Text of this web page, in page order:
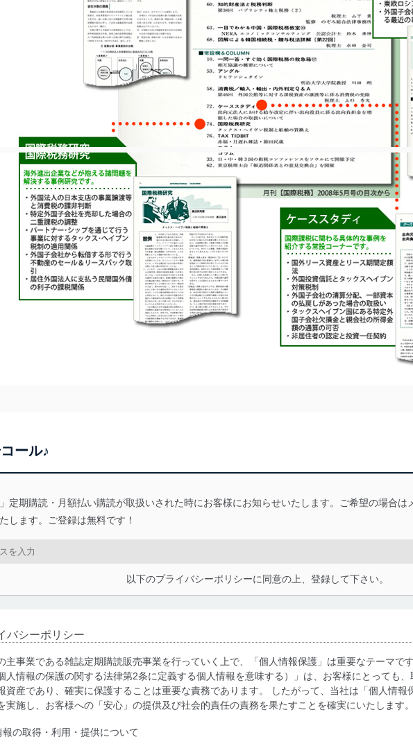
ール♪
」定期購読・月額払い購読が取扱いされた時にお客様にお知らせいたします。ご希望の場合
します。ご登録は無料です！
以下のプライバシーポリシーに同意の上、登録して下さい。
バシーポリシー
主事業である雑誌定期購読販売事業を行っていく上で、「個人情報保護」は重要なテーマで
人情報の保護の関する法律第2条に定義する個人情報を意味する）」は、お客様にとっても
資産であり、確実に保護することは重要な責務であります。 したがって、当社は「個人情報
実施し、お客様への「安心」の提供及び社会的責任の責務を果たすことを確実にいたします
報の取得・利用・提供について